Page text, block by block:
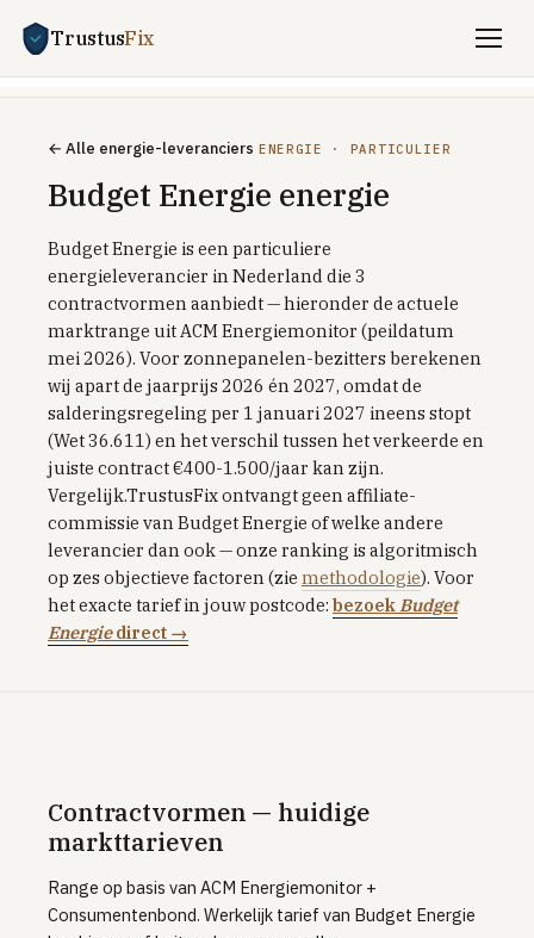
TrustusFix
Stroom + gas vergelijken
Zakelijk energie
Saldering-stop 2027
Dynamisch vs vast
Dynamisch met batterij / EV
Welkomstkorting-trucs
TOP PROVIDERS
Frank Energie
Tibber
Greenchoice
Vandebron
Zakelijk internet
Glas vs kabel vs DSL
← Alle energie-leveranciers ENERGIE · PARTICULIER
Budget Energie energie
Budget Energie is een particuliere
energieleverancier in Nederland die 3
contractvormen aanbiedt — hieronder de actuele
marktrange uit ACM Energiemonitor (peildatum
mei 2026). Voor zonnepanelen-bezitters berekenen
wij apart de jaarprijs 2026 én 2027, omdat de
salderingsregeling per 1 januari 2027 ineens stopt
(Wet 36.611) en het verschil tussen het verkeerde en
juiste contract €400-1.500/jaar kan zijn.
Vergelijk.TrustusFix ontvangt geen affiliate-
commissie van Budget Energie of welke andere
leverancier dan ook — onze ranking is algoritmisch
op zes objectieve factoren (zie methodologie). Voor
het exacte tarief in jouw postcode: bezoekBudget
Energiedirect →
Contractvormen — huidige
markttarieven
Range op basis van ACM Energiemonitor +
Consumentenbond. Werkelijk tarief van Budget Energie